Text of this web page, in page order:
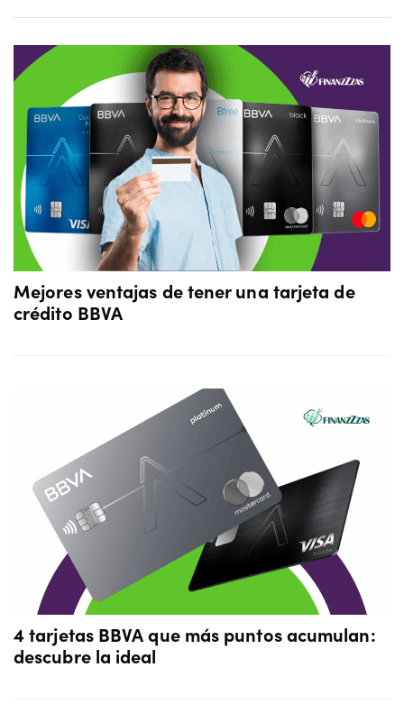
Mejores ventajas de tener una tarjeta de
crédito BBVA
4 tarjetas BBVA que más puntos acumulan:
descubre la ideal